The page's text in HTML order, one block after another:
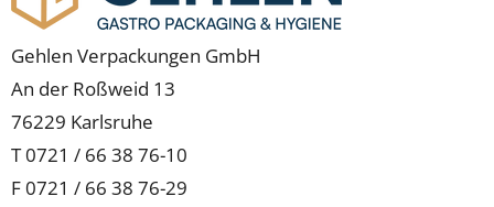
Gehlen Verpackungen GmbH
An der Roßweid 13
76229 Karlsruhe
T 0721 / 66 38 76-10
F 0721 / 66 38 76-29